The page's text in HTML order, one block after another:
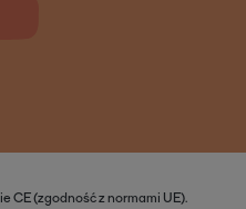
CE (zgodność z normami UE).